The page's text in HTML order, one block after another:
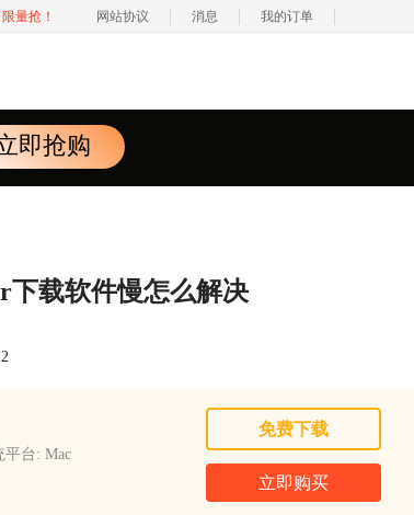
量抢！ 网站协议 消息 我的订单
即抢购
下载软件慢怎么解决
平台: Mac
免费下载
立即购买